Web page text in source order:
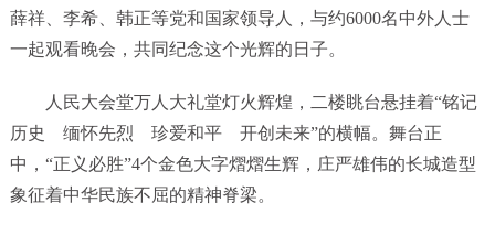
薛祥、李希、韩正等党和国家领导人，与约6000名中外人士
一起观看晚会，共同纪念这个光辉的日子。
人民大会堂万人大礼堂灯火辉煌，二楼眺台悬挂着“铭记
历史 缅怀先烈 珍爱和平 开创未来”的横幅。舞台正
中，“正义必胜”4个金色大字熠熠生辉，庄严雄伟的长城造型
象征着中华民族不屈的精神脊梁。